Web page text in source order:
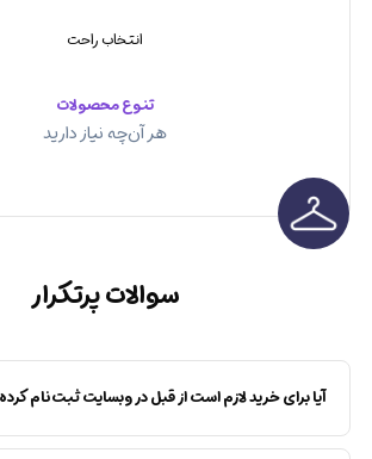
انتخاب راحت
تنوع محصولات
هر آن‌چه نیاز دارید
سوالات پرتکرار
آیا برای خرید لازم است از قبل در وبسایت ثبت‌نام